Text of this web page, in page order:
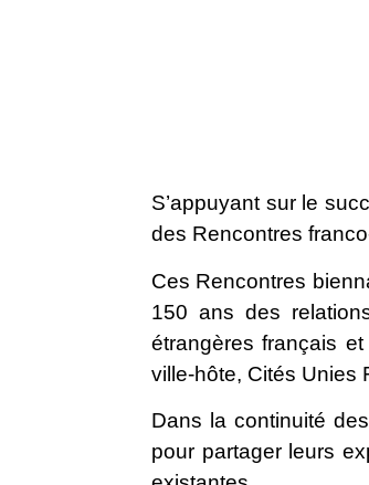
S’appuyant sur le
des Rencontres
Ces Rencontres
150 ans des
étrangères français
ville-hôte, Cités Unies
Dans la continuité
pour partager leurs